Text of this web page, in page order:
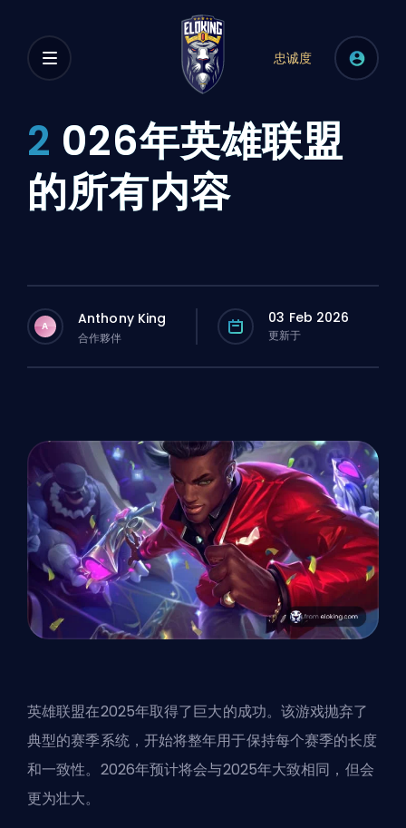
忠诚度
2 026年英雄联盟
的所有内容
A Anthony King
合作夥伴
03 Feb 2026
更新于
英雄联盟在2025年取得了巨大的成功。该游戏抛弃了
典型的赛季系统，开始将整年用于保持每个赛季的长度
和一致性。2026年预计将会与2025年大致相同，但会
更为壮大。